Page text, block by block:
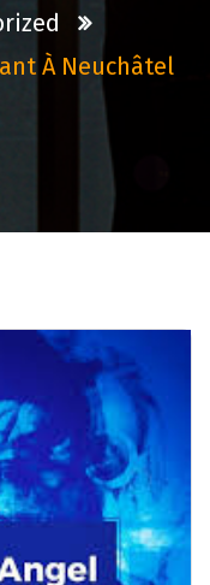
À Neuchâtel